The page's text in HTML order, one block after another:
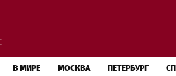
В МИРЕ МОСКВА ПЕТЕРБУРГ